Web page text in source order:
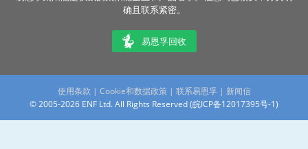
确且联系紧密。
易恩孚回收
使用条款 | Cookie和数据政策| 联系易恩孚 | 新闻信
© 2005-2026 ENF Ltd. All Rights Reserved (皖ICP备12017395号-1)